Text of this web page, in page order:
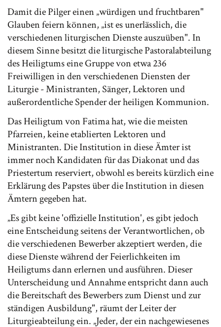
Damit die Pilger einen „würdigen und fruchtbaren"
Glauben feiern können, „ist es unerlässlich, die
verschiedenen liturgischen Dienste auszuüben". In
diesem Sinne besitzt die liturgische Pastoralabteilung
des Heiligtums eine Gruppe von etwa 236
Freiwilligen in den verschiedenen Diensten der
Liturgie - Ministranten, Sänger, Lektoren und
außerordentliche Spender der heiligen Kommunion.
Das Heiligtum von Fatima hat, wie die meisten
Pfarreien, keine etablierten Lektoren und
Ministranten. Die Institution in diese Ämter ist
immer noch Kandidaten für das Diakonat und das
Priestertum reserviert, obwohl es bereits kürzlich eine
Erklärung des Papstes über die Institution in diesen
Ämtern gegeben hat.
„Es gibt keine 'offizielle Institution', es gibt jedoch
eine Entscheidung seitens der Verantwortlichen, ob
die verschiedenen Bewerber akzeptiert werden, die
diese Dienste während der Feierlichkeiten im
Heiligtums dann erlernen und ausführen. Dieser
Unterscheidung und Annahme entspricht dann auch
die Bereitschaft des Bewerbers zum Dienst und zur
ständigen Ausbildung", räumt der Leiter der
Liturgieabteilung ein. „Jeder, der ein nachgewiesenes